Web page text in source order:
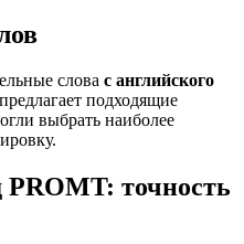
слова с английского
предлагает подходящие
выбрать наиболее
точность